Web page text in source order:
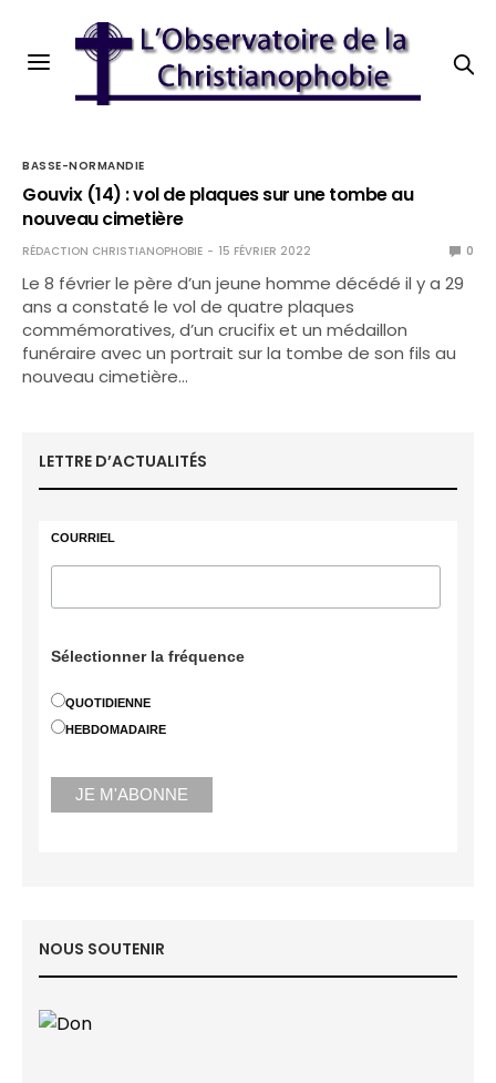
BASSE-NORMANDIE
Gouvix (14) : vol de plaques sur une tombe au
nouveau cimetière
RÉDACTION CHRISTIANOPHOBIE 15 FÉVRIER 2022 0
Le 8 février le père d’un jeune homme décédé il y a 29
ans a constaté le vol de quatre plaques
commémoratives, d’un crucifix et un médaillon
funéraire avec un portrait sur la tombe de son fils au
nouveau cimetière…
LETTRE D’ACTUALITÉS
COURRIEL
Sélectionner la fréquence
QUOTIDIENNE
HEBDOMADAIRE
NOUS SOUTENIR